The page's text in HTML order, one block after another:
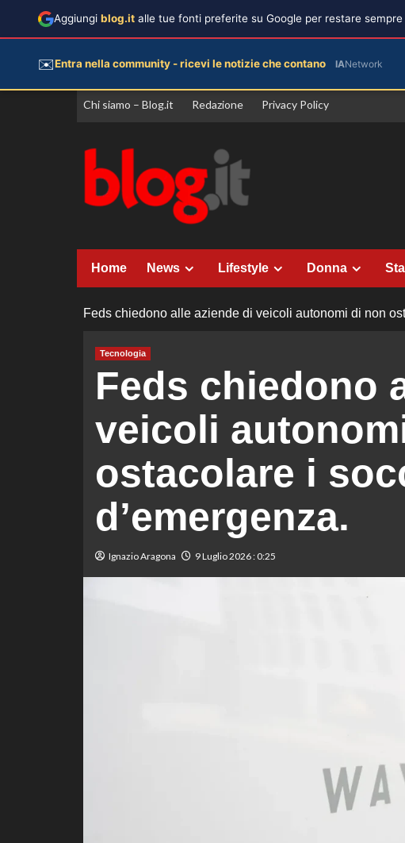
Vai
Chi siamo – Blog.it Redazione Privacy Policy
Home News Lifestyle Donna
Feds chiedono alle aziende di veicoli autonomi di non
Tecnologia
Feds chiedono
veicoli
ostacolare i
d’emergenza.
Ignazio Aragona 9 Luglio 2026 : 0:25
Aggiungi blog.it alle tue fonti preferite su Google per restare
✉️Entra nella community - ricevi le notizie che contano IANetwork